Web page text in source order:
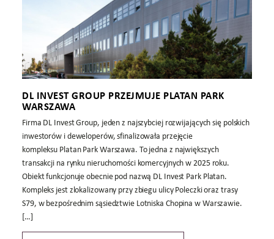
DL INVEST GROUP PRZEJMUJE PLATAN PARK
WARSZAWA
Firma DL Invest Group, jeden z najszybciej rozwijających się polskich
inwestorów i deweloperów, sfinalizowała przejęcie
kompleksu Platan Park Warszawa. To jedna z największych
transakcji na rynku nieruchomości komercyjnych w 2025 roku.
Obiekt funkcjonuje obecnie pod nazwą DL Invest Park Platan.
Kompleks jest zlokalizowany przy zbiegu ulicy Poleczki oraz trasy
S79, w bezpośrednim sąsiedztwie Lotniska Chopina w Warszawie.
[…]